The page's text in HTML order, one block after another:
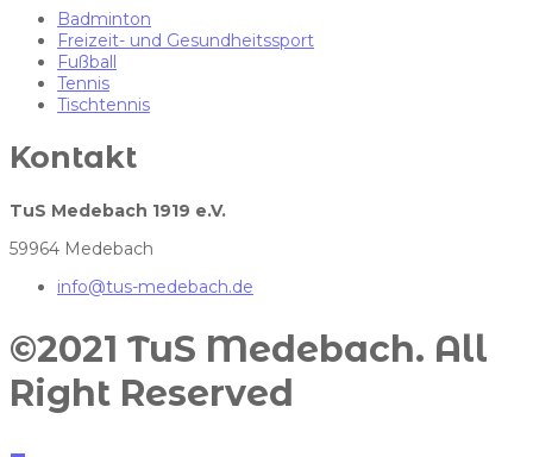
Badminton
Freizeit- und Gesundheitssport
Fußball
Tennis
Tischtennis
Kontakt
TuS Medebach 1919 e.V.
59964 Medebach
info@tus-medebach.de
©2021 TuS Medebach. All
Right Reserved​